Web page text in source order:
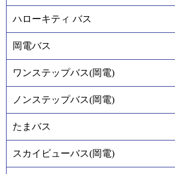
ハローキティ バス
岡電バス
ワンステップバス(岡電)
ノンステップバス(岡電)
たまバス
スカイビューバス(岡電)